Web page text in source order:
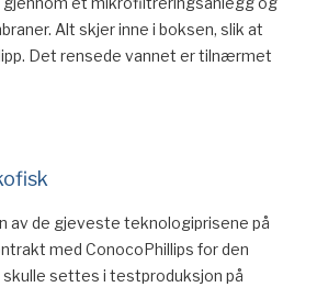
Alt skjer inne i boksen, slik at
Det rensede vannet er tilnærmet
av de gjeveste teknologiprisene på
med ConocoPhillips for den
skulle settes i testproduksjon på